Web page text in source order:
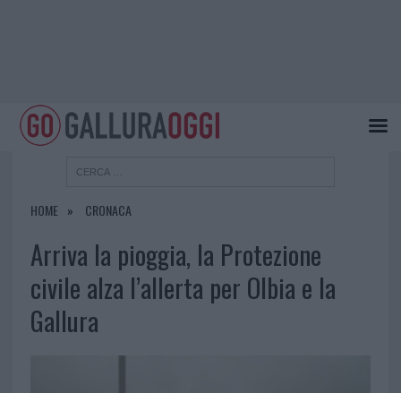
HOME CRONACA
Arriva la pioggia, la Protezione
civile alza l’allerta per Olbia e la
Gallura